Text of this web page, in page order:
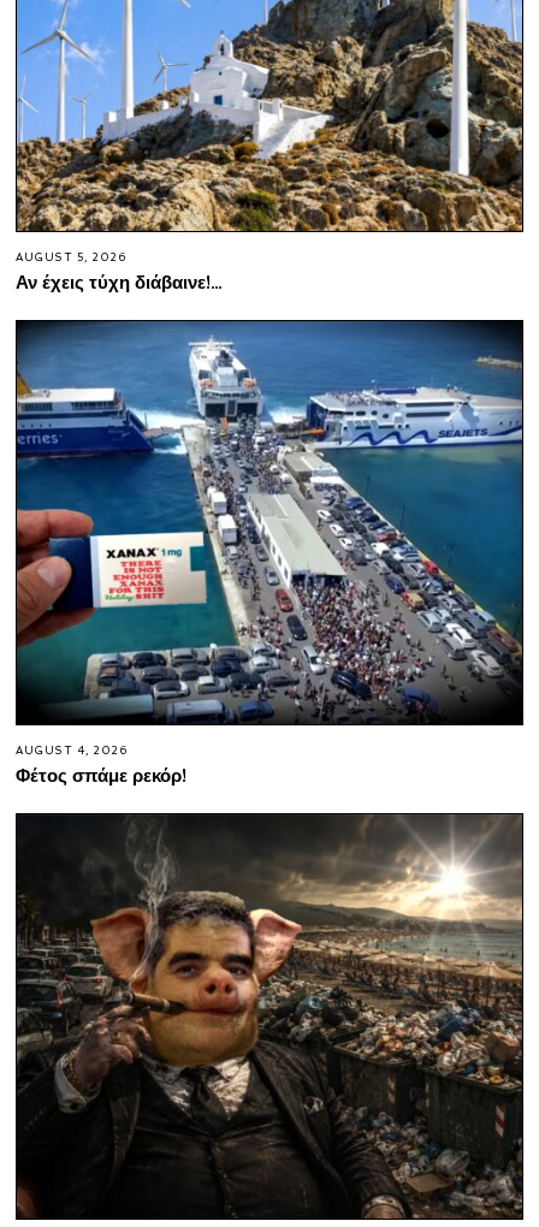
AUGUST 5, 2026
Αν έχεις τύχη διάβαινε!…
AUGUST 4, 2026
Φέτος σπάμε ρεκόρ!